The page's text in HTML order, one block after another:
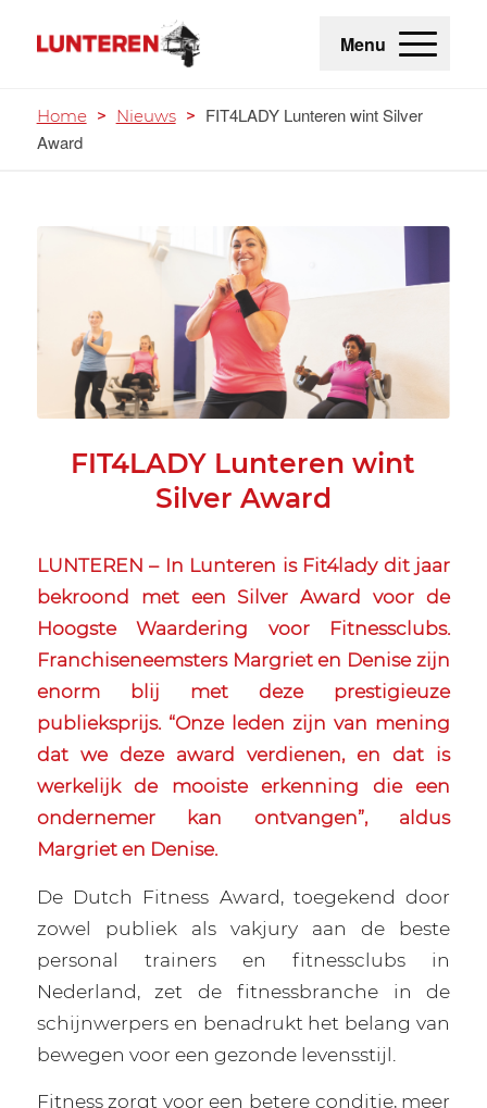
Menu
Home > Nieuws > FIT4LADY Lunteren wint Silver
Award
FIT4LADY Lunteren wint
Silver Award
LUNTEREN – In Lunteren is Fit4lady dit jaar
bekroond met een Silver Award voor de
Hoogste Waardering voor Fitnessclubs.
Franchiseneemsters Margriet en Denise zijn
enorm blij met deze prestigieuze
publieksprijs. “Onze leden zijn van mening
dat we deze award verdienen, en dat is
werkelijk de mooiste erkenning die een
ondernemer kan ontvangen”, aldus
Margriet en Denise.
De Dutch Fitness Award, toegekend door
zowel publiek als vakjury aan de beste
personal trainers en fitnessclubs in
Nederland, zet de fitnessbranche in de
schijnwerpers en benadrukt het belang van
bewegen voor een gezonde levensstijl.
Fitness zorgt voor een betere conditie, meer